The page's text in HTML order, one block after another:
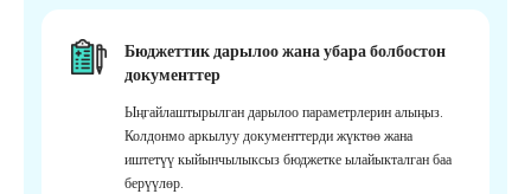
Бюджеттик дарылоо жана убара болбостон
документтер
Ыңгайлаштырылган дарылоо параметрлерин алыңыз.
Колдонмо аркылуу документтерди жүктөө жана
иштетүү кыйынчылыксыз бюджетке ылайыкталган баа
берүүлөр.